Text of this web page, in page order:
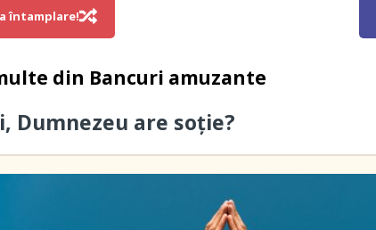
întamplare!
din Bancuri amuzante
Dumnezeu are soţie?